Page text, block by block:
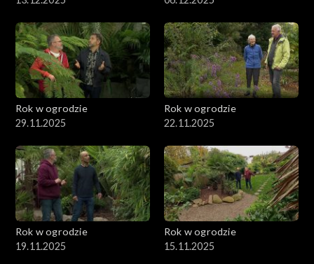
Rok w ogrodzie
29.11.2025
Rok w ogrodzie
22.11.2025
Rok w ogrodzie
19.11.2025
Rok w ogrodzie
15.11.2025